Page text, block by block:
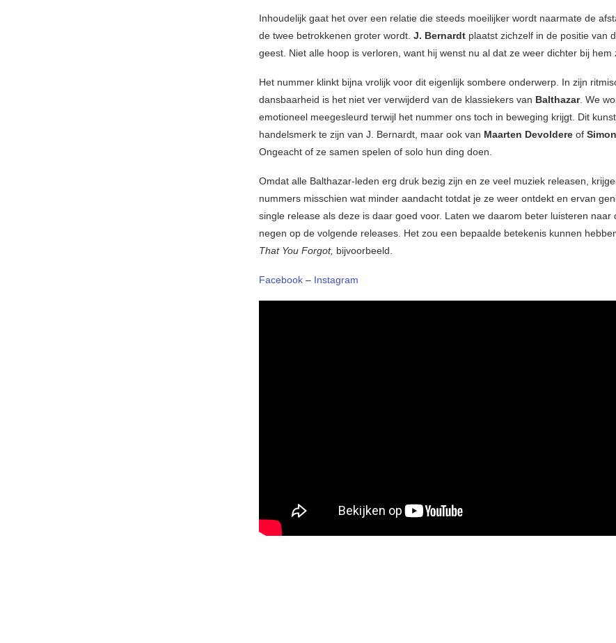
Inhoudelijk gaat het over een relatie die steeds moeilijker wordt naarmate de
de twee betrokkenen groter wordt. J. Bernardt plaatst zichzelf in de positie van
geest. Niet alle hoop is verloren, want hij wenst nu al dat ze weer dichter bij hem
Het nummer klinkt bijna vrolijk voor dit eigenlijk sombere onderwerp. In zijn
dansbaarheid is het niet ver verwijderd van de klassiekers van Balthazar. We
emotioneel meegesleurd terwijl het nummer ons toch in beweging krijgt. Dit
handelsmerk te zijn van J. Bernardt, maar ook van Maarten Devoldere of
Ongeacht of ze samen spelen of solo hun ding doen.
Omdat alle Balthazar-leden erg druk bezig zijn en ze veel muziek releasen,
nummers misschien wat minder aandacht totdat je ze weer ontdekt en ervan
single release als deze is daar goed voor. Laten we daarom beter luisteren naar
negen op de volgende releases. Het zou een bepaalde betekenis kunnen
That You Forgot, bijvoorbeeld.
Facebook – Instagram